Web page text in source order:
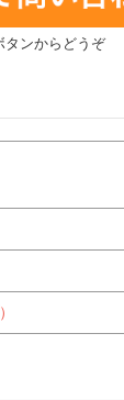
ンからどうぞ
）